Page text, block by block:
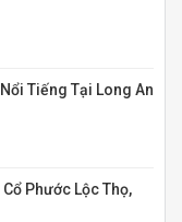
Tiếng Tại Long An
Phước Lộc Thọ,